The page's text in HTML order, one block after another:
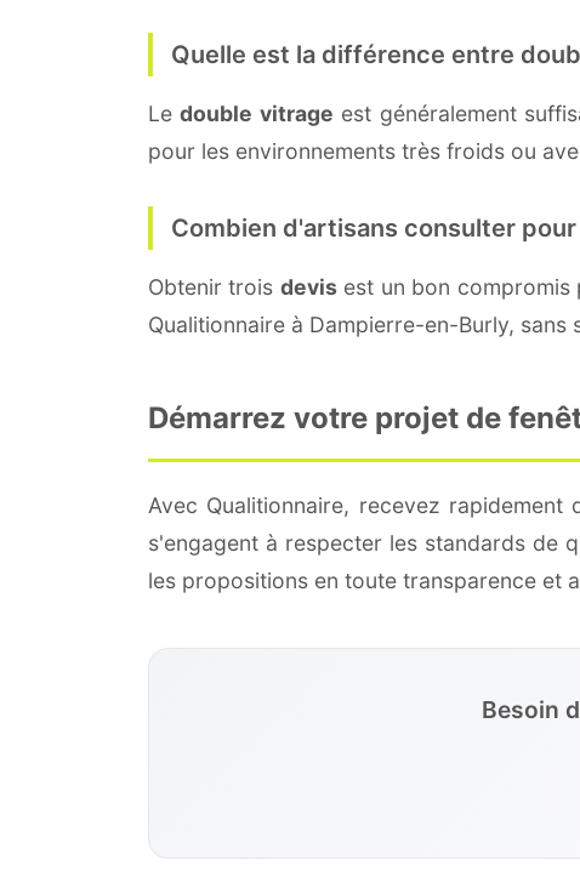
Quelle est la différence entre
Ledouble vitrage est généralement
pour les environnements très froids ou
Combien d'artisans consulter
Obtenir trois devisest un bon compromis
Qualitionnaire à Dampierre-en-Burly,
Démarrez votre projet de
Avec Qualitionnaire, recevez
s'engagent à respecter les standards de
les propositions en toute transparence et
Besoin